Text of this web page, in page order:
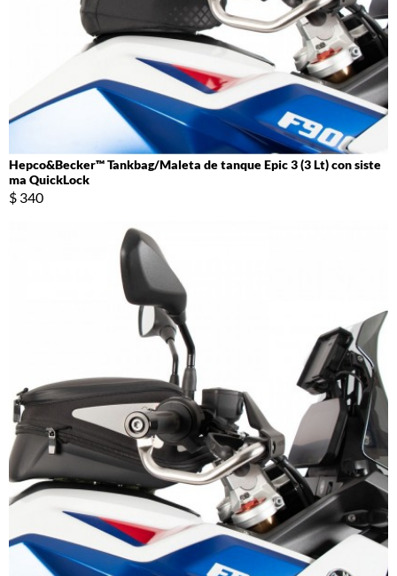
Hepco&Becker™ Tankbag/Maleta de tanque Epic 3 (3 Lt) con siste
ma QuickLock
$ 340